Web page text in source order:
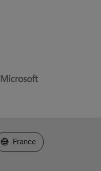
Sélectionner un site web
France